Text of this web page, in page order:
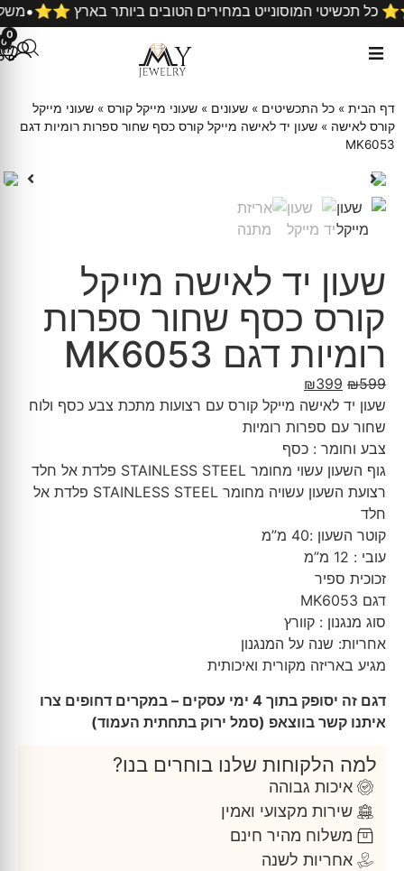
⭐️⭐️ כל תכשיטי המוסונייט במחירים הטובים ביותר בארץ ⭐️⭐️
0
0
דף הבית » כל התכשיטים » שעונים » שעוני מייקל קורס » שעוני מייקל
קורס לאישה » שעון יד לאישה מייקל קורס כסף שחור ספרות רומיות דגם
MK6053
שעון יד לאישה מייקל
קורס כסף שחור ספרות
רומיות דגם MK6053
₪599
₪399
שעון יד לאישה מייקל קורס עם רצועות מתכת צבע כסף ולוח
שחור עם ספרות רומיות
צבע וחומר : כסף
גוף השעון עשוי מחומר STAINLESS STEEL פלדת אל חלד
רצועת השעון עשויה מחומר STAINLESS STEEL פלדת אל
חלד
קוטר השעון :40 מ”מ
עובי : 12 מ”מ
זכוכית ספיר
דגם MK6053
סוג מנגנון : קוורץ
אחריות: שנה על המנגנון
מגיע באריזה מקורית ואיכותית
דגם זה יסופק בתוך 4 ימי עסקים – במקרים דחופים צרו
איתנו קשר בווצאפ (סמל ירוק בתחתית העמוד)
למה הלקוחות שלנו בוחרים בנו?
איכות גבוהה
שירות מקצועי ואמין
משלוח מהיר חינם
אחריות לשנה